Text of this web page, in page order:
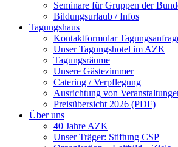
Seminare für Gruppen der
Bildungsurlaub / Infos
Tagungshaus
Kontaktformular
Unser Tagungshotel im AZK
Tagungsräume
Unsere Gästezimmer
Catering / Verpflegung
Ausrichtung von
Preisübersicht 2026 (PDF)
Über uns
40 Jahre AZK
Unser Träger: Stiftung CSP